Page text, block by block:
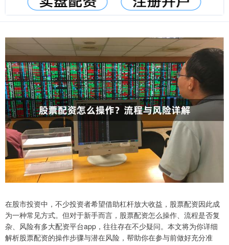
在股市投资中，不少投资者希望借助杠杆放大收益，股票配资因此成
为一种常见方式。但对于新手而言，股票配资怎么操作、流程是否复
杂、风险有多大配资平台app，往往存在不少疑问。本文将为你详细
解析股票配资的操作步骤与潜在风险，帮助你在参与前做好充分准